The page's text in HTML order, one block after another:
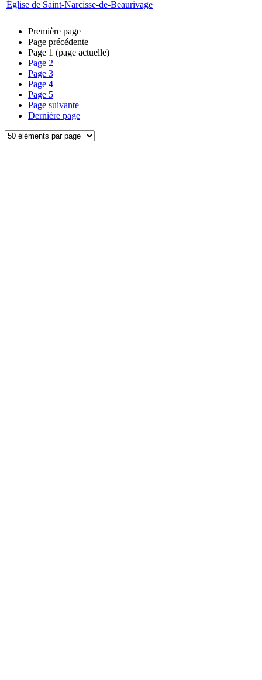
Église de Saint-Narcisse-de-Beaurivage
Première page
Page précédente
Page 1 (page actuelle)
Page 2
Page 3
Page 4
Page 5
Page suivante
Dernière page